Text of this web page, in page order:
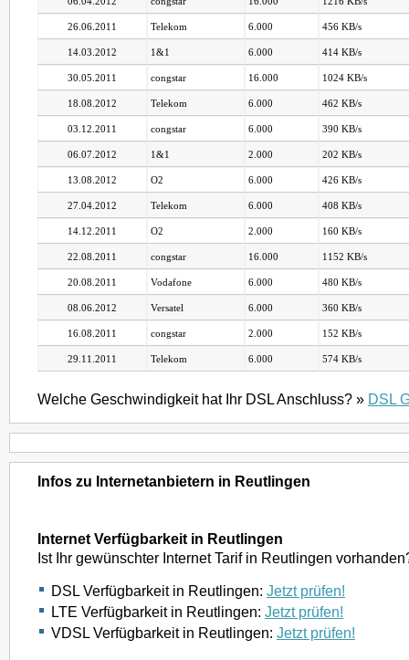
26.06.2011 Telekom 6.000 456 KB/s
14.03.2012 1&1 6.000 414 KB/s
30.05.2011 congstar 16.000 1024 KB/s
18.08.2012 Telekom 6.000 462 KB/s
03.12.2011 congstar 6.000 390 KB/s
06.07.2012 1&1 2.000 202 KB/s
13.08.2012 O2 6.000 426 KB/s
27.04.2012 Telekom 6.000 408 KB/s
14.12.2011 O2 2.000 160 KB/s
22.08.2011 congstar 16.000 1152 KB/s
20.08.2011 Vodafone 6.000 480 KB/s
08.06.2012 Versatel 6.000 360 KB/s
16.08.2011 congstar 2.000 152 KB/s
29.11.2011 Telekom 6.000 574 KB/s
Welche Geschwindigkeit hat Ihr DSL Anschluss? » DSL
Infos zu Internetanbietern in Reutlingen
Internet Verfügbarkeit in Reutlingen
Ist Ihr gewünschter Internet Tarif in Reutlingen
DSL Verfügbarkeit in Reutlingen: Jetzt prüfen!
LTE Verfügbarkeit in Reutlingen: Jetzt prüfen!
VDSL Verfügbarkeit in Reutlingen: Jetzt prüfen!